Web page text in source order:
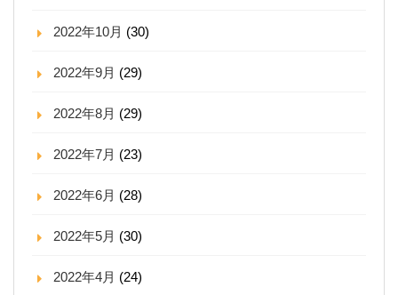
2022年10月 (30)
2022年9月 (29)
2022年8月 (29)
2022年7月 (23)
2022年6月 (28)
2022年5月 (30)
2022年4月 (24)